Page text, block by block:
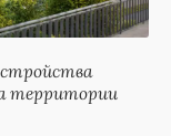
территории